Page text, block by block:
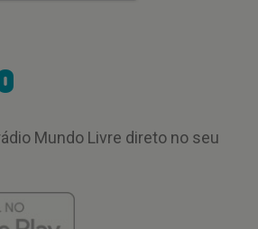
Mundo Livre direto no seu